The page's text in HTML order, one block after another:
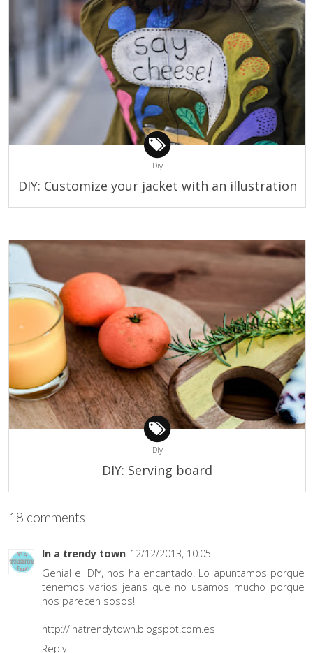
Diy
DIY: Customize your jacket with an illustration
Diy
DIY: Serving board
18 comments
In a trendy town 12/12/2013, 10:05
Genial el DIY, nos ha encantado! Lo apuntamos porque
tenemos varios jeans que no usamos mucho porque
nos parecen sosos!
http://inatrendytown.blogspot.com.es
Reply